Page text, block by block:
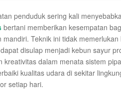
penduduk sering kali
bertani memberikan kesempatan
mandiri. Teknik ini tidak
disulap menjadi kebun sayur
kreativitas dalam menata sistem
kualitas udara di sekitar
setiap hari.